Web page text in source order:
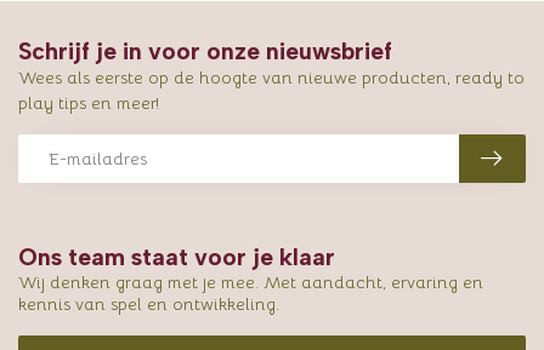
Ons team staat voor je klaar
Wij denken graag met je mee. Met aandacht, ervaring en
kennis van spel en ontwikkeling.
Schrijf je in voor onze nieuwsbrief
Wees als eerste op de hoogte van nieuwe producten, ready to
play tips en meer!